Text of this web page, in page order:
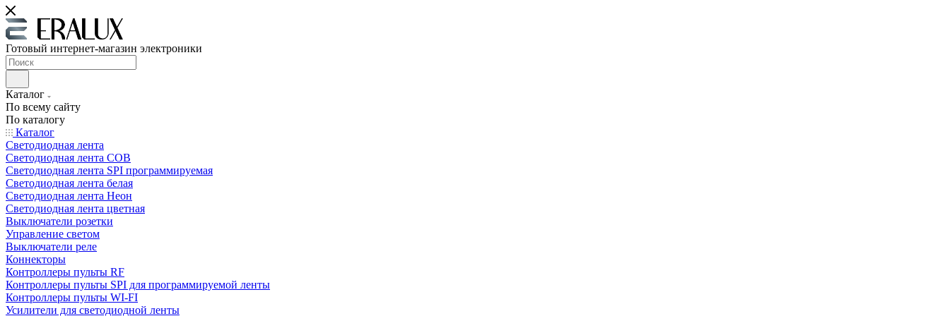
Готовый интернет-магазин электроники
Каталог
По всему сайту
По каталогу
Каталог
Светодиодная лента
Светодиодная лента COB
Светодиодная лента SPI программируемая
Светодиодная лента белая
Светодиодная лента Неон
Светодиодная лента цветная
Выключатели розетки
Управление светом
Выключатели реле
Коннекторы
Контроллеры пульты RF
Контроллеры пульты SPI для программируемой ленты
Контроллеры пульты WI-FI
Усилители для светодиодной ленты